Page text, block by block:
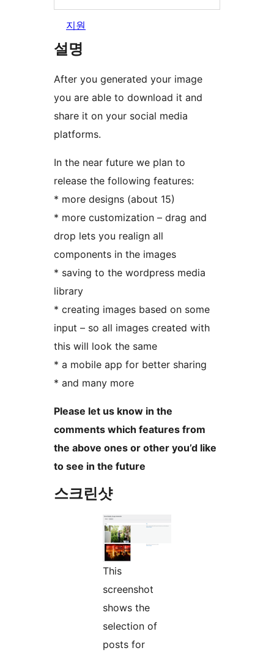
지원
설명
After you generated your image
you are able to download it and
share it on your social media
platforms.
In the near future we plan to
release the following features:
* more designs (about 15)
* more customization – drag and
drop lets you realign all
components in the images
* saving to the wordpress media
library
* creating images based on some
input – so all images created with
this will look the same
* a mobile app for better sharing
* and many more
Please let us know in the
comments which features from
the above ones or other you’d like
to see in the future
스크린샷
This
screenshot
shows the
selection of
posts for